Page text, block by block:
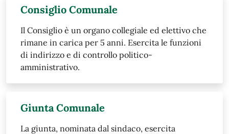
Consiglio Comunale
Il Consiglio è un organo collegiale ed elettivo che
rimane in carica per 5 anni. Esercita le funzioni
di indirizzo e di controllo politico-
amministrativo.
Giunta Comunale
​La giunta, nominata dal sindaco, esercita